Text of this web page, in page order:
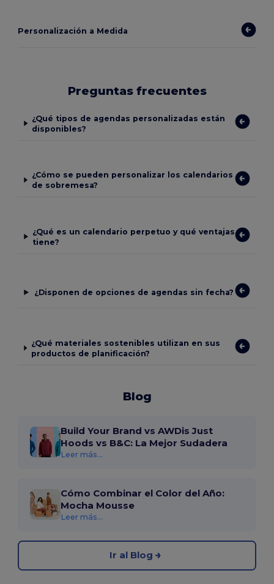
Personalización a Medida
Preguntas frecuentes
¿Qué tipos de agendas personalizadas están
disponibles?
¿Cómo se pueden personalizar los calendarios
de sobremesa?
¿Qué es un calendario perpetuo y qué ventajas
tiene?
¿Disponen de opciones de agendas sin fecha?
¿Qué materiales sostenibles utilizan en sus
productos de planificación?
Blog
Build Your Brand vs AWDis Just
Hoods vs B&C: La Mejor Sudadera
Leer más...
Cómo Combinar el Color del Año:
Mocha Mousse
Leer más...
Ir al Blog